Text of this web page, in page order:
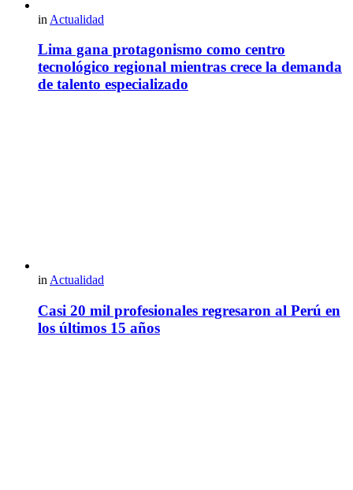
in Actualidad
Lima gana protagonismo como centro
tecnológico regional mientras crece la demanda
de talento especializado
in Actualidad
Casi 20 mil profesionales regresaron al Perú en
los últimos 15 años